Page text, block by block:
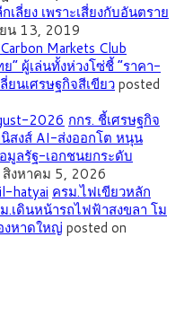
ลี่ยง เพราะเสี่ยงกับอันตราย
น 13, 2019
” ผู้เล่นทั้งห่วงโซ่ชี้ “ราคา-
นเศรษฐกิจสีเขียวposted
กกร. ชี้เศรษฐกิจ
สงส์ AI-ส่งออกโต หนุน
มูลรัฐ-เอกชนยกระดับ
สิงหาคม 5, 2026
ครม.ไฟเขียวหลัก
.เดินหน้ารถไฟฟ้าสงขลา โม
งหาดใหญ่ posted on